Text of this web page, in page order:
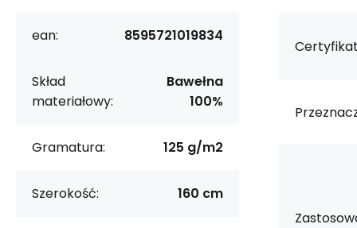
ean: 8595721019834
Skład
materiałowy:
Bawełna
100%
Gramatura: 125 g/m2
Szerokość: 160 cm